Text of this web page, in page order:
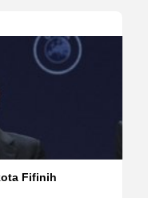
Fifinih